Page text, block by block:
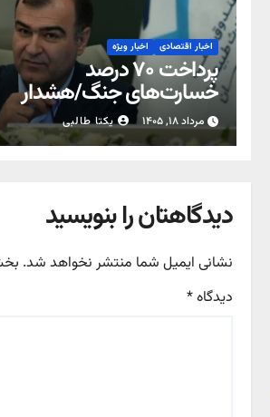
اخبار اقتصادی اخبار ویژه
پرداخت ۷۰ درصد
خسارت‌های جنگ/هشدار
به شرکت‌های بیمه متخلف
مرداد ۱۸, ۱۴۰۵ یکتا طالبی
دیدگاهتان را بنویسید
نشانی ایمیل شما منتشر نخواهد شد.
دیدگاه*